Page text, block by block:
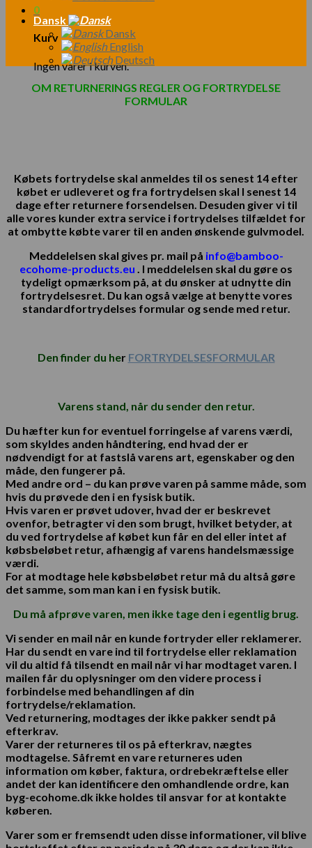
0
Kurv
Ingen varer i kurven.
Dansk
Dansk
English
Deutsch
OM RETURNERINGS REGLER OG FORTRYDELSE
FORMULAR
Købets fortrydelse skal anmeldes til os senest 14 efter
købet er udleveret og fra fortrydelsen skal I senest 14
dage efter returnere forsendelsen. Desuden giver vi til
alle vores kunder extra service i fortrydelses tilfældet for
at ombytte købte varer til en anden ønskende gulvmodel.
Meddelelsen skal gives pr. mail på info@bamboo-
ecohome-products.eu . I meddelelsen skal du gøre os
tydeligt opmærksom på, at du ønsker at udnytte din
fortrydelsesret. Du kan også vælge at benytte vores
standardfortrydelses formular og sende med retur.
Den finder du her FORTRYDELSESFORMULAR
Varens stand, når du sender den retur.
Du hæfter kun for eventuel forringelse af varens værdi,
som skyldes anden håndtering, end hvad der er
nødvendigt for at fastslå varens art, egenskaber og den
måde, den fungerer på.
Med andre ord – du kan prøve varen på samme måde, som
hvis du prøvede den i en fysisk butik.
Hvis varen er prøvet udover, hvad der er beskrevet
ovenfor, betragter vi den som brugt, hvilket betyder, at
du ved fortrydelse af købet kun får en del eller intet af
købsbeløbet retur, afhængig af varens handelsmæssige
værdi.
For at modtage hele købsbeløbet retur må du altså gøre
det samme, som man kan i en fysisk butik.
Du må afprøvevaren, men ikke tage den i egentlig brug.
Vi sender en mail når en kunde fortryder eller reklamerer.
Har du sendt en vare ind til fortrydelse eller reklamation
vil du altid få tilsendt en mail når vi har modtaget varen. I
mailen får du oplysninger om den videre process i
forbindelse med behandlingen af din
fortrydelse/reklamation.
Ved returnering, modtages der ikke pakker sendt på
efterkrav.
Varer der returneres til os på efterkrav, nægtes
modtagelse. Såfremt en vare returneres uden
information om køber, faktura, ordrebekræftelse eller
andet der kan identificere den omhandlende ordre, kan
byg-ecohome.dk ikke holdes til ansvar for at kontakte
køberen.
Varer som er fremsendt uden disse informationer, vil blive